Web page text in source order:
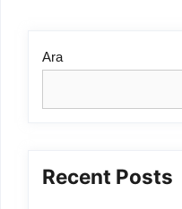
Ara
Recent Posts